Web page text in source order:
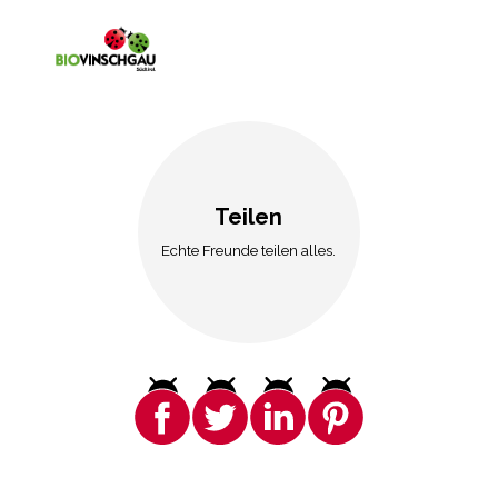
Teilen
Echte Freunde teilen alles.